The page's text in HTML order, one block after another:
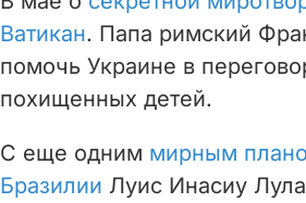
Ватикан. Папа римский
помочь Украине в
похищенных детей.
С еще одним мирным
Бразилии Луис Инасиу